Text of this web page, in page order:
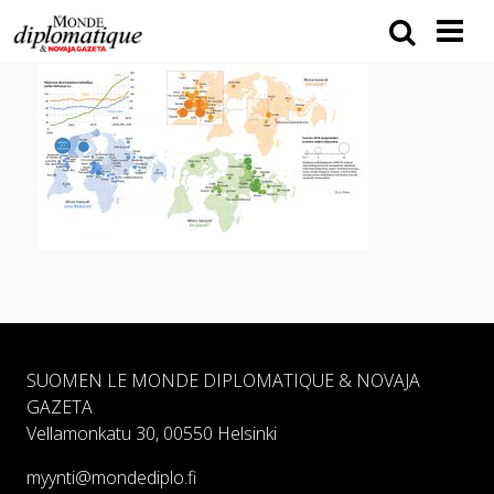
SUOMEN LE MONDE DIPLOMATIQUE & NOVAJA
GAZETA
Vellamonkatu 30, 00550 Helsinki
myynti@mondediplo.fi